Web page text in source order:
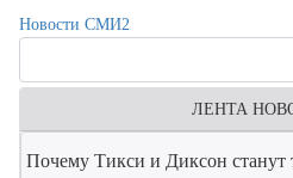
Новости СМИ2
ЛЕНТА
Почему Тикси и Диксон станут